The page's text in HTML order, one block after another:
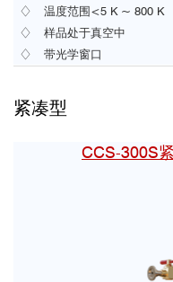
♢ 温度范围<5 K ~ 800 K
♢ 样品处于真空中
♢ 带光学窗口
紧凑型
CCS-300S